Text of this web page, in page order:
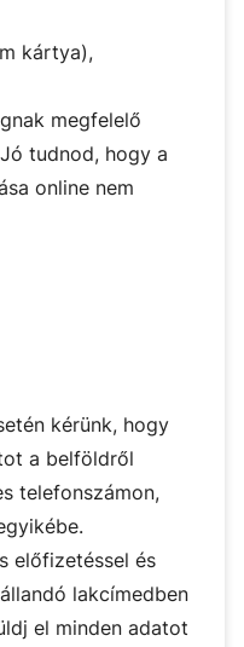
kártya),
megfelelő
tudnod, hogy a
online nem
kérünk, hogy
a belföldről
telefonszámon,
előfizetéssel és
lakcímedben
el minden adatot